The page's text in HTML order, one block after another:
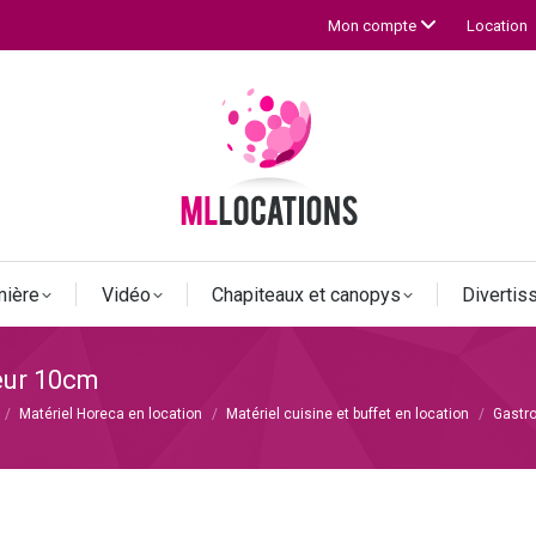
Mon compte Location
Vidéo Chapiteaux et canopys
10cm
Matériel Horeca en location Matériel cuisine et buffet en location